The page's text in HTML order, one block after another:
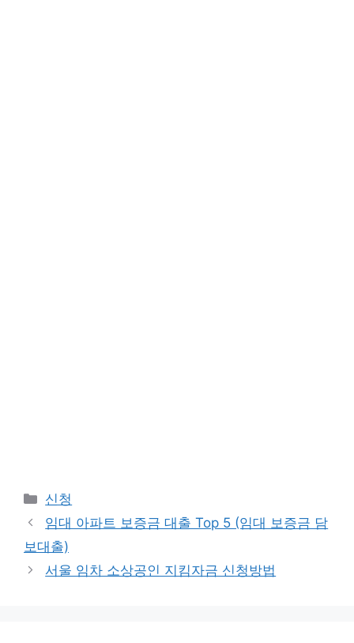
Categories
신청
임대 아파트 보증금 대출 Top 5 (임대 보증금 담
보대출)
서울 임차 소상공인 지킴자금 신청방법